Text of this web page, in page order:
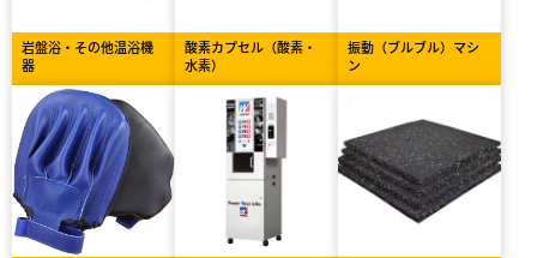
岩盤浴・その他温浴機
器
酸素カプセル（酸素・
水素）
振動（ブルブル）マシ
ン